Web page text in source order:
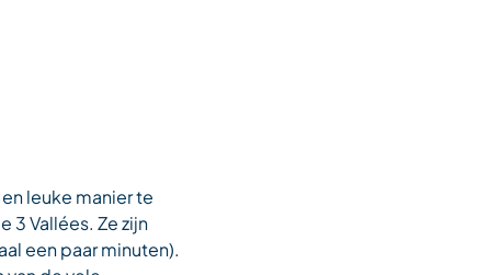
leuke manier te
Vallées. Ze zijn
een paar minuten).